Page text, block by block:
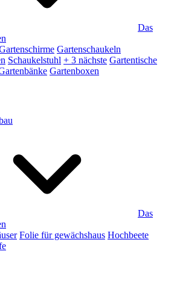
Das
Gartenschaukeln
Schaukelstuhl + 3 nächste Gartentische
Gartenboxen
Das
Folie für gewächshaus Hochbeete